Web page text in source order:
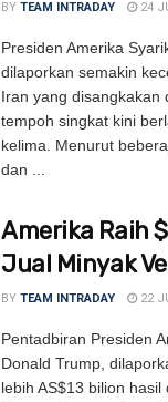
BY TEAM INTRADAY 24
Presiden Amerika
dilaporkan semakin
Iran yang disangkakan
tempoh singkat kini
kelima. Menurut
dan ...
Amerika Raih
Jual Minyak
BY TEAM INTRADAY 22
Pentadbiran Presiden
Donald Trump,
lebih AS$13 bilion